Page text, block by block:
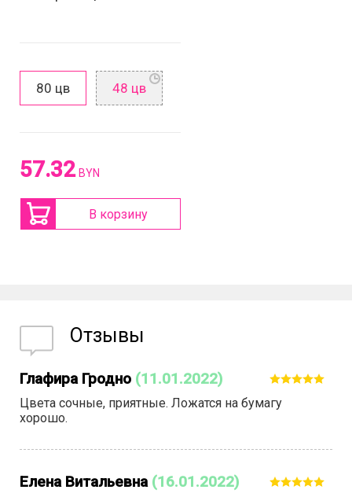
80 цв 48 цв
57.32 BYN
В корзину
Отзывы
Глафира Гродно (11.01.2022)
Цвета сочные, приятные. Ложатся на бумагу
хорошо.
Елена Витальевна (16.01.2022)